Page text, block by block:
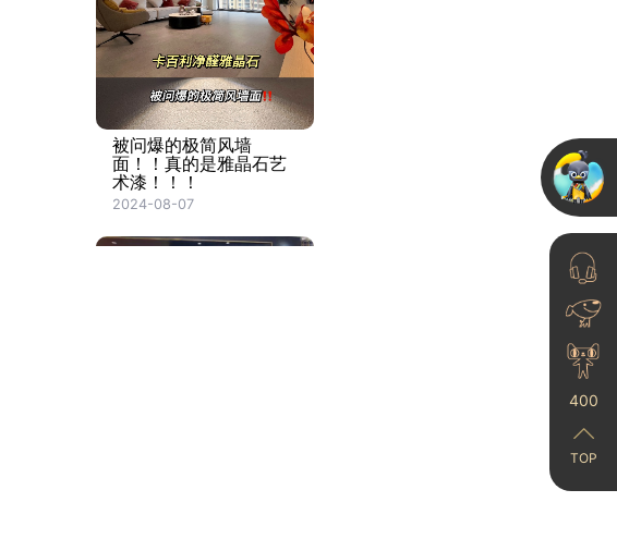
被问爆的极简风墙
面！！真的是雅晶石艺
术漆！！！
2024-08-07
400
TOP